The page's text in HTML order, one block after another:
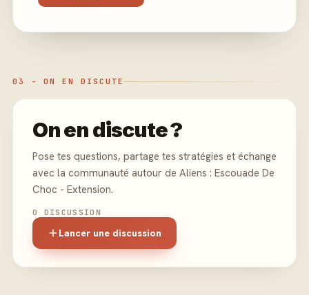
03 - ON EN DISCUTE
On en discute ?
Pose tes questions, partage tes stratégies et échange
avec la communauté autour de Aliens : Escouade De
Choc - Extension.
0 DISCUSSION
Lancer une discussion